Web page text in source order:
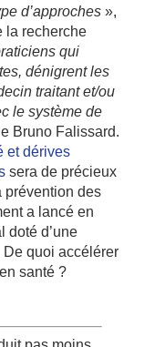
d’approches »,
la recherche
qui
dénigrent les
traitant et/ou
le système de
Bruno Falissard.
et dérives
sera de précieux
prévention des
a lancé en
doté d’une
De quoi accélérer
santé ?